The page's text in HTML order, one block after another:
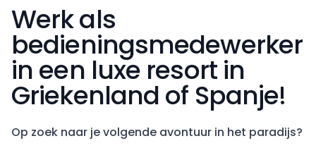
Werk als
bedieningsmedewerker
in een luxe resort in
Griekenland of Spanje!
Op zoek naar je volgende avontuur in het paradijs?